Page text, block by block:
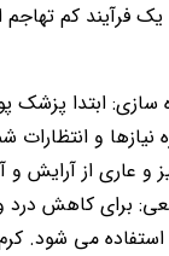
فرآیند کم
سازی: ابتدا پزشک
نیازها و
و عاری از آرایش و
برای کاهش درد و